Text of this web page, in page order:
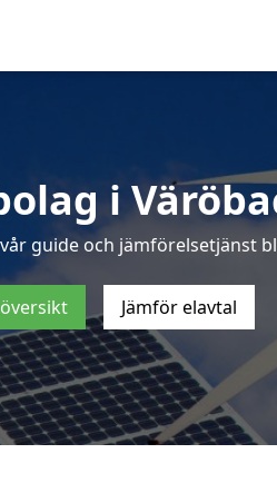
i
guide och jämförelsetjänst
Jämför elavtal